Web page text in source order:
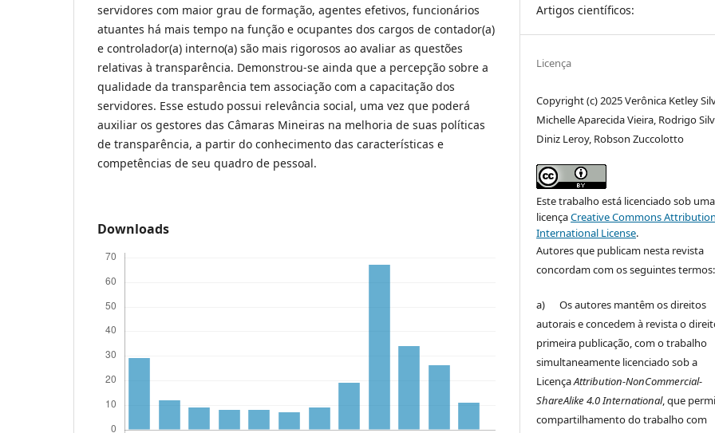
servidores com maior grau de formação, agentes efetivos, funcionários
atuantes há mais tempo na função e ocupantes dos cargos de contador(a)
e controlador(a) interno(a) são mais rigorosos ao avaliar as questões
relativas à transparência. Demonstrou-se ainda que a percepção sobre a
qualidade da transparência tem associação com a capacitação dos
servidores. Esse estudo possui relevância social, uma vez que poderá
auxiliar os gestores das Câmaras Mineiras na melhoria de suas políticas
de transparência, a partir do conhecimento das características e
competências de seu quadro de pessoal.
Downloads
Artigos científicos:
Licença
Copyright (c) 2025 Verônica Ketley
Michelle Aparecida Vieira, Rodrigo
Diniz Leroy, Robson Zuccolotto
Este trabalho está licenciado sob uma
licençaCreative Commons
International License.
Autores que publicam nesta revista
concordam com os seguintes termos:
a) Os autores mantêm os direitos
autorais e concedem à revista o
primeira publicação, com o trabalho
simultaneamente licenciado sob a
LicençaAttribution-NonCommercial-
ShareAlike 4.0 International, que
compartilhamento do trabalho com